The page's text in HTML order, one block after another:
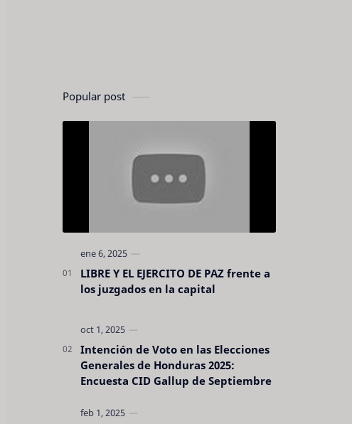
Popular post
LIBRE Y EL EJERCITO DE PAZ frente a
los juzgados en la capital
Intención de Voto en las Elecciones
Generales de Honduras 2025:
Encuesta CID Gallup de Septiembre